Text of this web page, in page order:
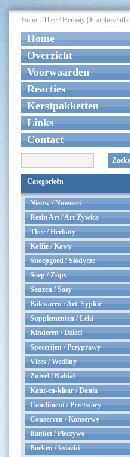
Home Thee / Herbaty
Home
Overzicht
Voorwaarden
Reacties
Kerstpakketten
Links
Contact
Categorieën
Nieuw / Nowosci
Resin Art / Art Zywica
Thee / Herbaty
Koffie / Kawy
Snoepgoed / Słodycze
Soep / Zupy
Sauzen / Sosy
Bakwaren / Art. Sypkie
Supplementen / Leki
Kinderen / Dzieci
Specerijen / Przyprawy
Vlees / Wedliny
Zuivel / Nabial
Kant-en-klaar / Dania
Condiment / Przetwory
Conserven / Konserwy
Banket / Pieczywo
Boeken / ksiazki